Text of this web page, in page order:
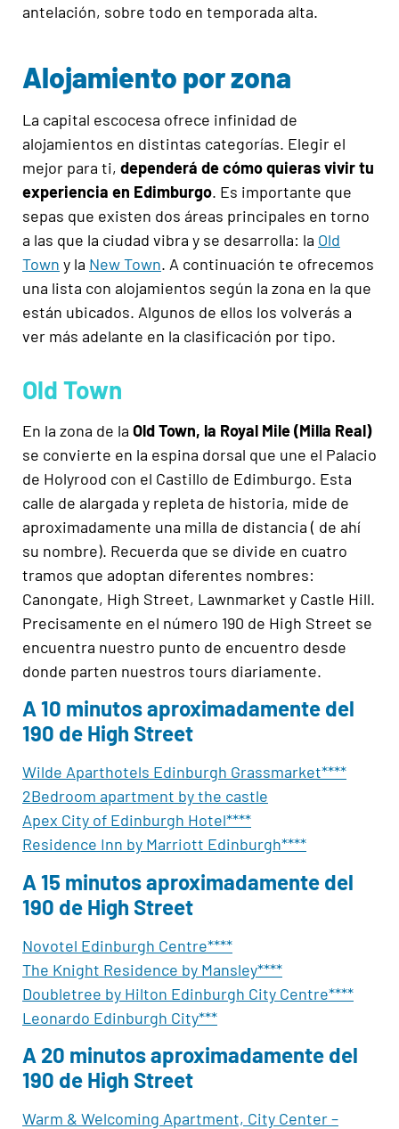
antelación, sobre todo en temporada alta.
Alojamiento por zona
La capital escocesa ofrece infinidad de
alojamientos en distintas categorías. Elegir el
mejor para ti, dependerá de cómo quieras vivir tu
experiencia en Edimburgo. Es importante que
sepas que existen dos áreas principales en torno
a las que la ciudad vibra y se desarrolla: la Old
Town y la New Town. A continuación te ofrecemos
una lista con alojamientos según la zona en la que
están ubicados. Algunos de ellos los volverás a
ver más adelante en la clasificación por tipo.
Old Town
En la zona de la Old Town, la Royal Mile (Milla Real)
se convierte en la espina dorsal que une el Palacio
de Holyrood con el Castillo de Edimburgo. Esta
calle de alargada y repleta de historia, mide de
aproximadamente una milla de distancia ( de ahí
su nombre). Recuerda que se divide en cuatro
tramos que adoptan diferentes nombres:
Canongate, High Street, Lawnmarket y Castle Hill.
Precisamente en el número 190 de High Street se
encuentra nuestro punto de encuentro desde
donde parten nuestros tours diariamente.
A 10 minutos aproximadamente del
190 de High Street
Wilde Aparthotels Edinburgh Grassmarket****
2Bedroom apartment by the castle
Apex City of Edinburgh Hotel****
Residence Inn by Marriott Edinburgh****
A 15 minutos aproximadamente del
190 de High Street
Novotel Edinburgh Centre****
The Knight Residence by Mansley****
Doubletree by Hilton Edinburgh City Centre****
Leonardo Edinburgh City***
A 20 minutos aproximadamente del
190 de High Street
Warm & Welcoming Apartment, City Center –